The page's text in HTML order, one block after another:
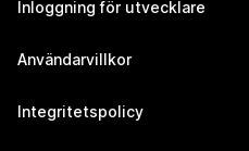
Inloggning för utvecklare
Användarvillkor
Integritetspolicy